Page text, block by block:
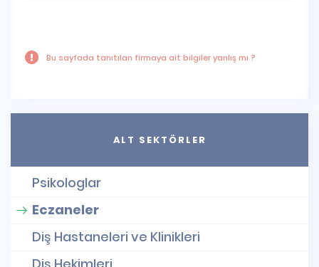
Bu sayfada tanıtılan firmaya ait bilgiler yanlış mı ?
ALT SEKTÖRLER
Psikologlar
Eczaneler
Diş Hastaneleri ve Klinikleri